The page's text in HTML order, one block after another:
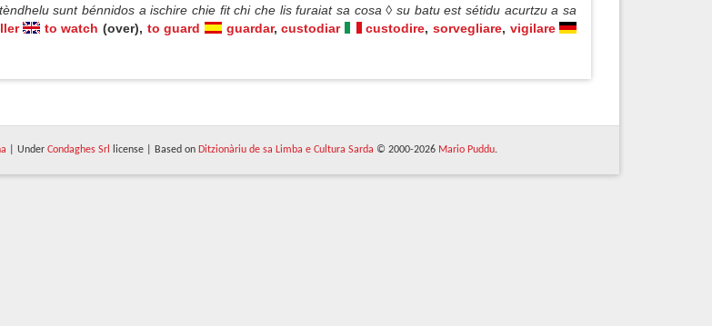
sunt bénnidos a ischire chie fit chi che lis furaiat sa cosa ◊ su batu est sétidu acurtzu a sa
to watch (over), to guard guardar, custodiar custodire, sorvegliare, vigilare
| Under Condaghes Srl license | Based on Ditzionàriu de sa Limba e Cultura Sarda © 2000-2026 Mario Puddu.